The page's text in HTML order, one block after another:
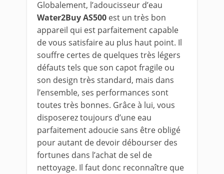
Globalement, l’adoucisseur d’eau
Water2Buy AS500 est un très bon
appareil qui est parfaitement capable
de vous satisfaire au plus haut point. Il
souffre certes de quelques très légers
défauts tels que son capot fragile ou
son design très standard, mais dans
l’ensemble, ses performances sont
toutes très bonnes. Grâce à lui, vous
disposerez toujours d’une eau
parfaitement adoucie sans être obligé
pour autant de devoir débourser des
fortunes dans l’achat de sel de
nettoyage. Il faut donc reconnaître que